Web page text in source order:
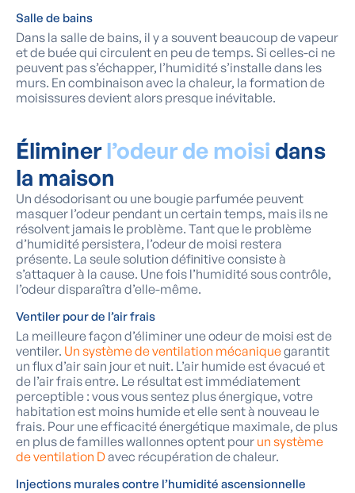
Salle de bains
Dans la salle de bains, il y a souvent beaucoup de vapeur
et de buée qui circulent en peu de temps. Si celles-ci ne
peuvent pas s’échapper, l’humidité s’installe dans les
murs. En combinaison avec la chaleur, la formation de
moisissures devient alors presque inévitable.
Éliminerl’odeur de moisi dans
la maison
Un désodorisant ou une bougie parfumée peuvent
masquer l’odeur pendant un certain temps, mais ils ne
résolvent jamais le problème. Tant que le problème
d’humidité persistera, l’odeur de moisi restera
présente. La seule solution définitive consiste à
s’attaquer à la cause. Une fois l’humidité sous contrôle,
l’odeur disparaîtra d’elle-même.
Ventiler pour de l’air frais
La meilleure façon d’éliminer une odeur de moisi est de
ventiler. Un système de ventilation mécaniquegarantit
un flux d’air sain jour et nuit. L’air humide est évacué et
de l’air frais entre. Le résultat est immédiatement
perceptible : vous vous sentez plus énergique, votre
habitation est moins humide et elle sent à nouveau le
frais. Pour une efficacité énergétique maximale, de plus
en plus de familles wallonnes optent pour un système
de ventilation Davec récupération de chaleur.
Injections murales contre l’humidité ascensionnelle